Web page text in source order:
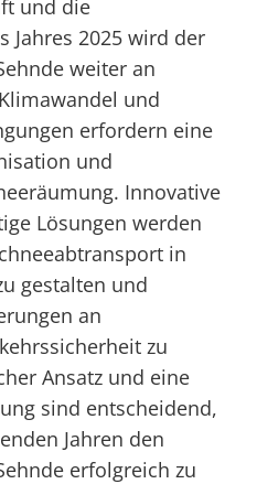
und die
Jahres 2025 wird der
weiter an
und
erfordern eine
und
Innovative
Lösungen werden
in
gestalten und
an
zu
Ansatz und eine
sind entscheidend,
Jahren den
erfolgreich zu